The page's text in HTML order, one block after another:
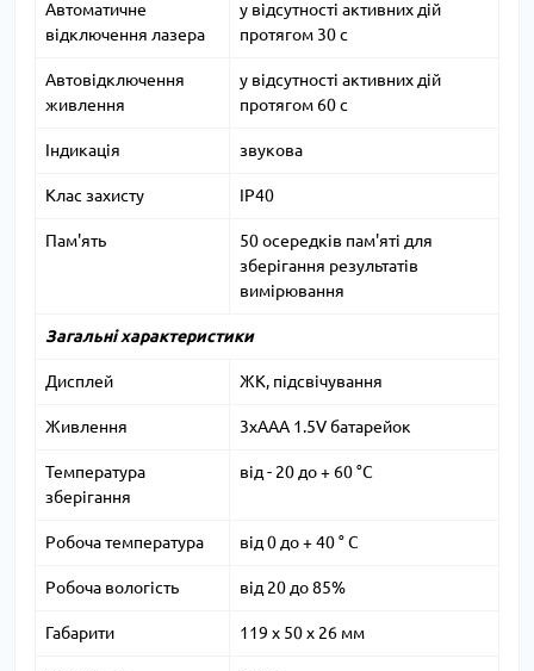
Автоматичне
відключення лазера
у відсутності активних дій
протягом 30 с
Автовідключення
живлення
у відсутності активних дій
протягом 60 с
Індикація звукова
Клас захисту IP40
Пам'ять
50 осередків пам'яті для
зберігання результатів
вимірювання
Загальні характеристики
Дисплей ЖК, підсвічування
Живлення 3xAAA 1.5V батарейок
Температура
зберігання
від - 20 до + 60 °С
Робоча температура від 0 до + 40 ° С
Робоча вологість від 20 до 85%
Габарити 119 x 50 x 26 мм